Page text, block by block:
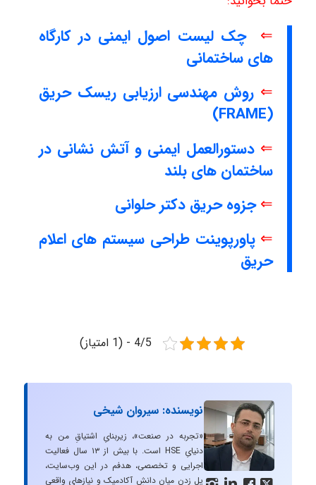
⇐
چک لیست اصول ایمنی در کارگاه
های ساختمانی
⇐ روش مهندسی ارزیابی ریسک حریق
(FRAME)
⇐ دستورالعمل ایمنی و آتش نشانی در
ساختمان های بلند
⇐جزوه حریق دکتر حلوانی
⇐پاورپوینت طراحی سیستم های اعلام
حریق
4/5 - (1 امتیاز)
نویسنده: سیروان شیخی
«تجربه در صنعت»، زیربنایِ اشتیاقِ من به
دنیایِ HSE است. با بیش از ۱۳ سال فعالیت
اجرایی و تخصصی، هدفم در این وب‌سایت،
پل زدن میان دانشِ آکادمیک و نیازهای واقعیِ